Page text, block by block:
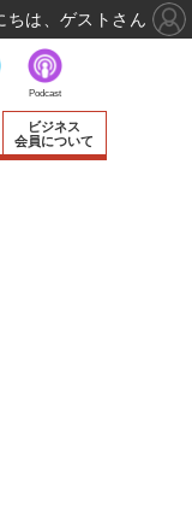
ビジネス
会員について
Podcast
ちは、ゲストさん